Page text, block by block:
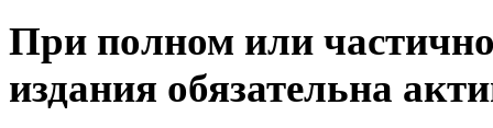
При полном или
издания обязательна